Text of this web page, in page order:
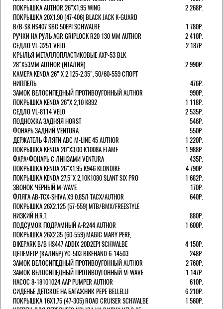
ПОКРЫШКА AUTHOR 26"Х1,95 WING
2 268Р.
ПОКРЫШКА 20X1.90 (47-406) BLACK JACK K-GUARD
B/B-SK HS407 SBC 50EPI SCHWALBE
1 780Р.
РУЧКИ НА РУЛЬ AGR GRIPLOCK R20 130 ММ AUTHOR
2 410Р.
СЕДЛО VL-3251 VELO
2 187Р.
КРЫЛЬЯ МЕТАЛЛОПЛАСТИКОВЫЕ AXP-53 BLK
28"Х53ММ AUTHOR (ИТАЛИЯ)
2 990Р.
КАМЕРА KENDA 26" Х 2.125-2.35", 50/60-559 СПОРТ
НИППЕЛЬ
476Р.
ЗАМОК ВЕЛОСИПЕДНЫЙ ПРОТИВОУГОННЫЙ AUTHOR
990Р.
ПОКРЫШКА KENDA 26"Х 2,10 K892
1 118Р.
СЕДЛО VL-8114 VELO
2 535Р.
ПОДНОЖКА ЗАДНЯЯ HORST
546Р.
ФОНАРЬ ЗАДНИЙ VENTURA
550Р.
ДЕРЖАТЕЛЬ ФЛЯГИ АВС M-LINE 45 AUTHOR
1 220Р.
ПОКРЫШКА KENDA 20"Х3,00 K1008A FLAME
1 988Р.
ФАРА+ФОНАРЬ С ЛИНЗАМИ VENTURA
435Р.
ПОКРЫШКА KENDA 26"Х1,95 K946 KLONDIKE
4 790Р.
ПОКРЫШКА KENDA 27,5"Х 2,10K1080 SLANT SIX PRO
1 682Р.
ЗВОНОК ЧЕРНЫЙ M-WAVE
170Р.
ФЛЯГА AB-TCX-SHIVA X9 0.85Л TACX/AUTHOR
640Р.
ПОКРЫШКА 26X2.125 (57-559) MTB/BMX/FREESTYLE
НИЗКИЙ H.R.T.
880Р.
ПОДСУМОК ПОДРАМНЫЙ A-R244 AUTHOR
1 600Р.
ПОКРЫШКА 26X2.35 (60-559) MAGIC MARY PERF,
BIKEPARK B/B HS447 ADDIX 20D2EPI SCHWALBE
4 150Р.
ЦЕПЕМЕТР (КАЛИБР) YC-503 BIKEHAND 6-14503
248Р.
ЗАМОК ВЕЛОСИПЕДНЫЙ ПРОТИВОУГОННЫЙ AUTHOR
2 760Р.
ЗАМОК ВЕЛОСИПЕДНЫЙ ПРОТИВОУГОННЫЙ M-WAVE
1 147Р.
НАСОС 8-18101024 AAP PUMPER AUTHOR
610Р.
СИДЕНЬЕ ДЕТСКОЕ НА БАГАЖНИК PEPE BELLELLI
6 210Р.
ПОКРЫШКА 16X1.75 (47-305) ROAD CRUISER SCHWALBE
1 560Р.